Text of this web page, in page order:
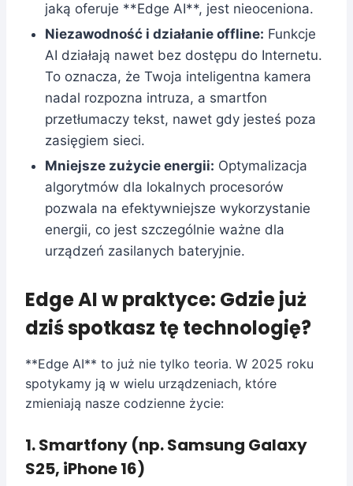
jaką oferuje **Edge AI**, jest nieoceniona.
Niezawodność i działanie offline: Funkcje
AI działają nawet bez dostępu do Internetu.
To oznacza, że Twoja inteligentna kamera
nadal rozpozna intruza, a smartfon
przetłumaczy tekst, nawet gdy jesteś poza
zasięgiem sieci.
Mniejsze zużycie energii: Optymalizacja
algorytmów dla lokalnych procesorów
pozwala na efektywniejsze wykorzystanie
energii, co jest szczególnie ważne dla
urządzeń zasilanych bateryjnie.
Edge AI w praktyce: Gdzie już
dziś spotkasz tę technologię?
**Edge AI** to już nie tylko teoria. W 2025 roku
spotykamy ją w wielu urządzeniach, które
zmieniają nasze codzienne życie:
1. Smartfony (np. Samsung Galaxy
S25, iPhone 16)